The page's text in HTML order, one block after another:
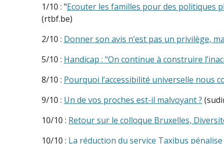
1/10 : "Ecouter les familles pour des politiques
(rtbf.be)
2/10 : Donner son avis n’est pas un privilège,
5/10 : Handicap : "On continue à construire
8/10 : Pourquoi l’accessibilité universelle nous
9/10 : Un de vos proches est-il malvoyant ?
10/10 : Retour sur le colloque Bruxelles,
10/10 : La réduction du service Taxibus